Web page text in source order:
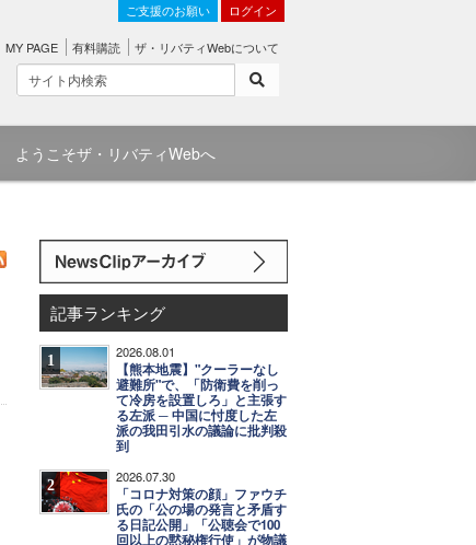
ご支援のお願い ログイン
MY PAGE 有料購読 ザ・リバティWebについて
ようこそザ・リバティWebへ
記事ランキング
1 2026.08.01
【熊本地震】"クーラーなし
避難所"で、「防衛費を削っ
て冷房を設置しろ」と主張す
る左派 ─ 中国に忖度した左
派の我田引水の議論に批判殺
到
2 2026.07.30
「コロナ対策の顔」ファウチ
氏の「公の場の発言と矛盾す
る日記公開」「公聴会で100
回以上の黙秘権行使」が物議